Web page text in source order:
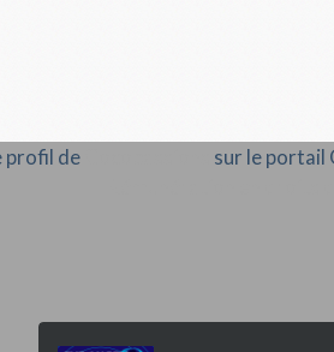
profil de
sur le portail